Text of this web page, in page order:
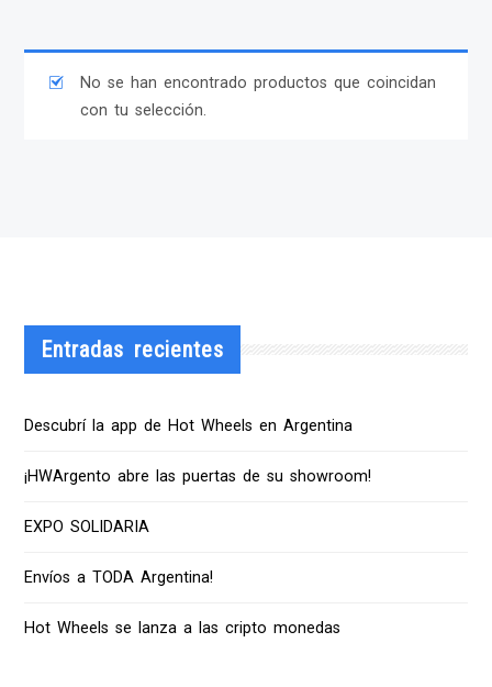
No se han encontrado productos que coincidan
con tu selección.
Entradas recientes
Descubrí la app de Hot Wheels en Argentina
¡HWArgento abre las puertas de su showroom!
EXPO SOLIDARIA
Envíos a TODA Argentina!
Hot Wheels se lanza a las cripto monedas